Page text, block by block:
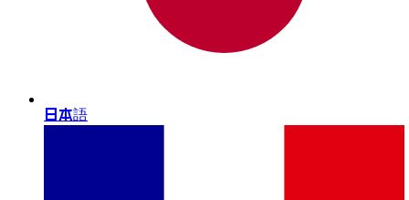
日本語